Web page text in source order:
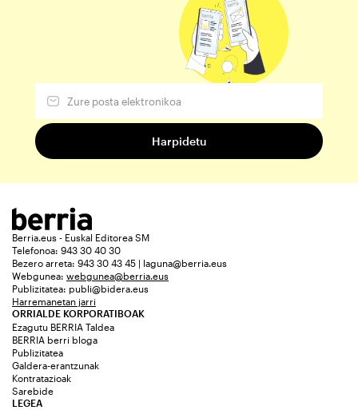
Berria.eus - Euskal Editorea SM
Telefonoa: 943 30 40 30
Bezero arreta: 943 30 43 45 | laguna@berria.eus
Webgunea: webgunea@berria.eus
Publizitatea: publi@bidera.eus
Harremanetan jarri
ORRIALDE KORPORATIBOAK
Ezagutu BERRIA Taldea
BERRIA berri bloga
Publizitatea
Galdera-erantzunak
Kontratazioak
Sarebide
LEGEA